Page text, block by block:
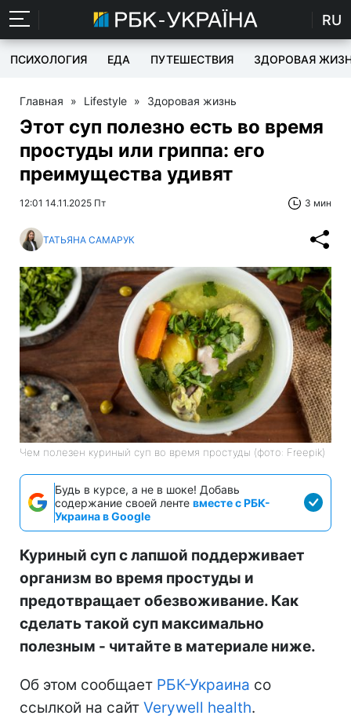
RU
ПСИХОЛОГИЯ ЕДА ПУТЕШЕСТВИЯ ЗДОРОВАЯ
Главная » Lifestyle » Здоровая жизнь
Этот суп полезно есть во время
простуды или гриппа: его
преимущества удивят
12:01 14.11.2025 Пт 3 мин
ТАТЬЯНА САМАРУК
Чем полезен куриный суп во время простуды (фото: Freepik)
Будь в курсе, а не в шоке! Добавь
содержание своей ленте вместе с РБК-
Украина в Google
Куриный суп с лапшой поддерживает
организм во время простуды и
предотвращает обезвоживание. Как
сделать такой суп максимально
полезным - читайте в материале ниже.
Об этом сообщает РБК-Украина со
ссылкой на сайт Verywell health.